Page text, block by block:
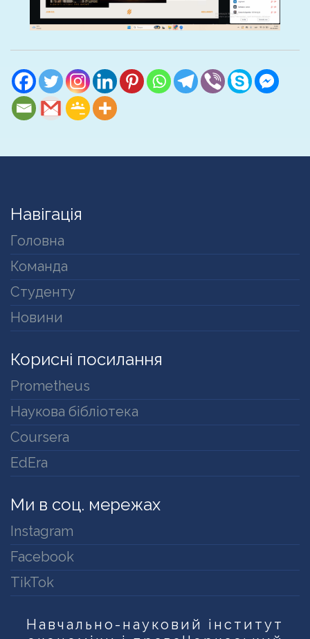
Навігація
Головна
Команда
Студенту
Новини
Корисні посилання
Prometheus
Наукова бібліотека
Coursera
EdEra
Ми в соц. мережах
Instagram
Facebook
TikTok
Навчально-науковий інститут